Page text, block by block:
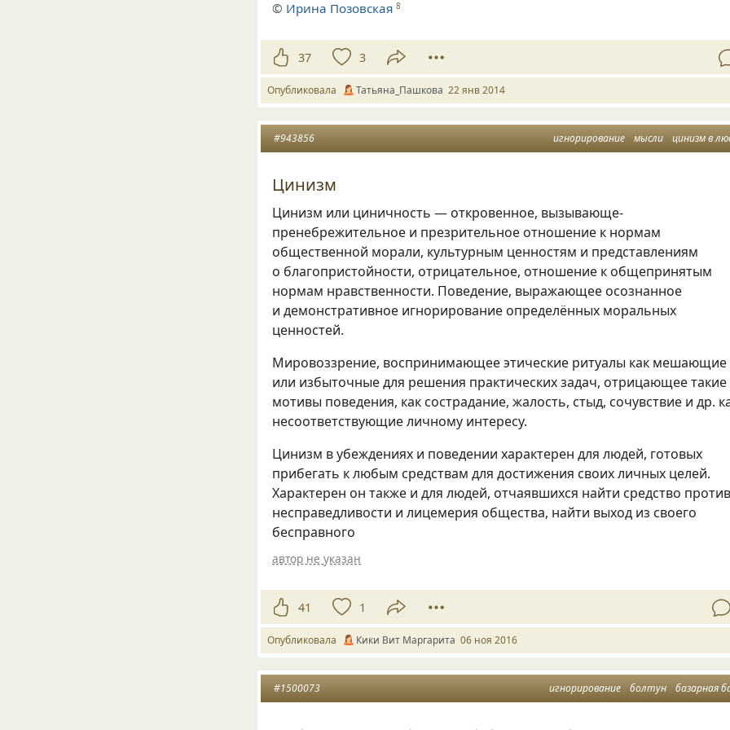
© Ирина Позовская 8
37 3
Опубликовала Татьяна_Пашкова 22 янв 2014
игнорирование мысли цинизм в
#943856
Цинизм
Цинизм или циничность — откровенное, вызывающе-
пренебрежительное и презрительное отношение к нормам
общественной морали, культурным ценностям и представлениям
о благопристойности, отрицательное, отношение к общепринятым
нормам нравственности. Поведение, выражающее осознанное
и демонстративное игнорирование определённых моральных
ценностей.
Мировоззрение, воспринимающее этические ритуалы как мешающие
или избыточные для решения практических задач, отрицающее такие
мотивы поведения, как сострадание, жалость, стыд, сочувствие и др.
несоответствующие личному интересу.
Цинизм в убеждениях и поведении характерен для людей, готовых
прибегать к любым средствам для достижения своих личных целей.
Характерен он также и для людей, отчаявшихся найти средство против
несправедливости и лицемерия общества, найти выход из своего
бесправного
автор не указан
41 1
Опубликовала Кики Вит Маргарита 06 ноя 2016
игнорирование болтун базарная
#1500073